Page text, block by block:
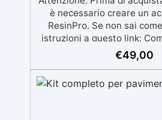
€49,00